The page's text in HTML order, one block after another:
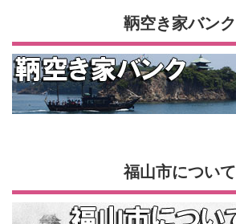
鞆空き家バンク
福山市について